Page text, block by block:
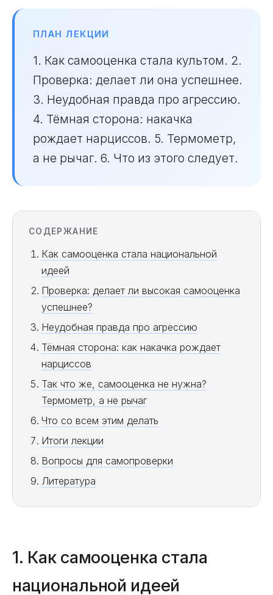
ПЛАН ЛЕКЦИИ
1. Как самооценка стала культом. 2.
Проверка: делает ли она успешнее.
3. Неудобная правда про агрессию.
4. Тёмная сторона: накачка
рождает нарциссов. 5. Термометр,
а не рычаг. 6. Что из этого следует.
СОДЕРЖАНИЕ
Как самооценка стала национальной
идеей
Проверка: делает ли высокая самооценка
успешнее?
Неудобная правда про агрессию
Тёмная сторона: как накачка рождает
нарциссов
Так что же, самооценка не нужна?
Термометр, а не рычаг
Что со всем этим делать
Итоги лекции
Вопросы для самопроверки
Литература
1. Как самооценка стала
национальной идеей